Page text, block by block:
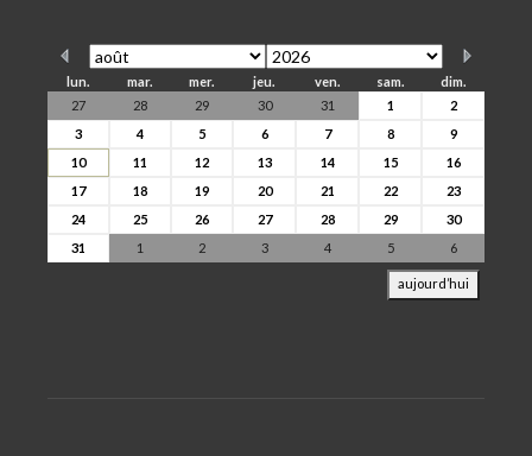
lun. mar. mer. jeu. ven. sam.
dim.
27
28 29 30 31 1
2
3
4 5 6 7 8
9
10
11 12 13 14 15
16
17
18 19 20 21 22
23
24
25 26 27 28 29
30
31
1 2 3 4 5 6
aujourd’hui